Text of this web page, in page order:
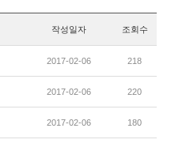
작성일자 조회수
2017-02-06 218
2017-02-06 220
2017-02-06 180